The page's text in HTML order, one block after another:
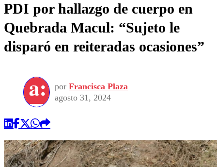
PDI por hallazgo de cuerpo en
Quebrada Macul: “Sujeto le
disparó en reiteradas ocasiones”
por Francisca Plaza
agosto 31, 2024